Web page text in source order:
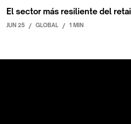
El sector más resiliente del
JUN 25 / GLOBAL / 1 MIN